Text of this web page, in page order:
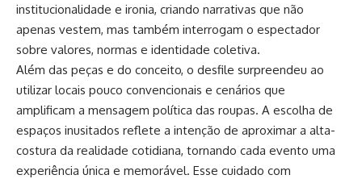
institucionalidade e ironia, criando narrativas que não
apenas vestem, mas também interrogam o espectador
sobre valores, normas e identidade coletiva.
Além das peças e do conceito, o desfile surpreendeu ao
utilizar locais pouco convencionais e cenários que
amplificam a mensagem política das roupas. A escolha de
espaços inusitados reflete a intenção de aproximar a alta-
costura da realidade cotidiana, tornando cada evento uma
experiência única e memorável. Esse cuidado com